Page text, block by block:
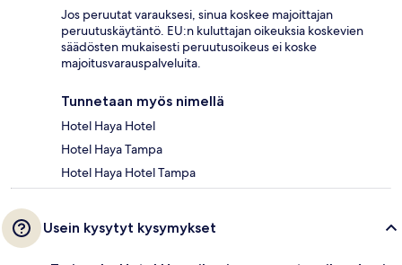
Jos peruutat varauksesi, sinua koskee majoittajan
peruutuskäytäntö. EU:n kuluttajan oikeuksia koskevien
säädösten mukaisesti peruutusoikeus ei koske
majoitusvarauspalveluita.
Tunnetaan myös nimellä
Hotel Haya Hotel
Hotel Haya Tampa
Hotel Haya Hotel Tampa
Usein kysytyt kysymykset